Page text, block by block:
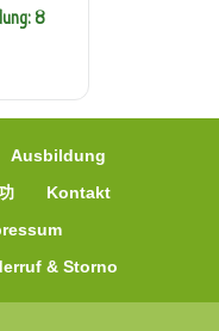
8
Ausbildung
Kontakt
& Storno